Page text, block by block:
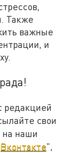
Также
важные
и
редакцией
свои
на наши
Вконтакте",